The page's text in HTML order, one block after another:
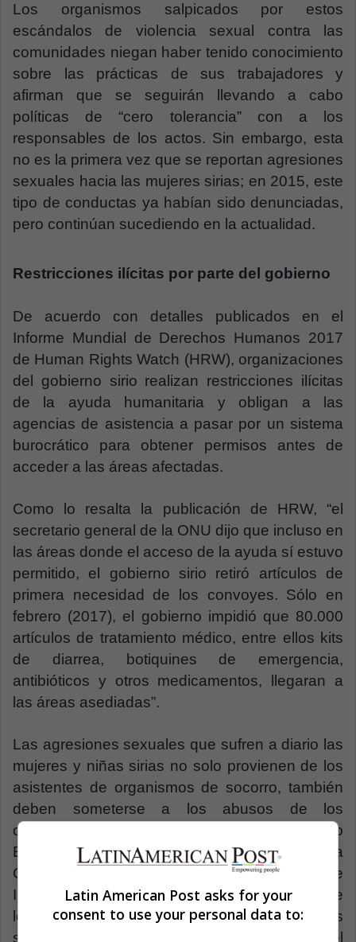
Los organismos salpicados por estos
escándalos de violencia sexual contra las
comunidades niegan haber tenido conocimiento
sobre las prácticas de sus trabajadores y
afirman que se seguirán llevando a cabo
políticas de “cero tolerancia” con a los
responsables de los actos. Sin embargo, esta
no es la primera vez que se reportan agresiones
sexuales hacia las mujeres sirias; en 2015, este
tipo de conductas ya habían sido denunciadas,
pero continúan sucediendo en la actualidad.
Restricciones ilícitas por parte del gobierno
De acuerdo con detalles publicados en el
Informe Mundial de Derechos Humanos 2017
de Human Rights Watch (HRW), organizaciones
del gobierno sirio realizan restricciones ilícitas
de la ayuda humanitaria y obligan a las
agencias de asistencia a pasar por un sistema
burocrático para obtener permisos antes de
acceder a las áreas afectadas.
Como lo resalta la publicación de HRW, “el
secretario general de la ONU dijo que incluso en
las áreas donde el acceso de la ayuda sí estuvo
permitido, el gobierno sirio retiró artículos de
primera necesidad de los convoyes. Sólo en
febrero (2017), el gobierno impidió que 80.000
artículos de tratamiento médico, entre ellos kits
de diarrea, botiquines de emergencia,
antibióticos y otros medicamentos, llegaran a
las áreas asediadas”.
Las agresiones sexuales que sufren a diario las
mujeres y niñas sirias no solo provienen de los
asistentes de organismos de socorro, también
deben someterse a los abusos de los
combatientes rebeldes y el autodenominado
Estado Islámico (ISIS). Un informe de la
Comisión Internacional Independiente de
Investigación de la ONU sobre Siria señaló que
los combatientes de ISIS obligan a mujeres
sunitas, que viven en áreas controladas por el
Latin American Post asks for your
consent to use your personal data to: